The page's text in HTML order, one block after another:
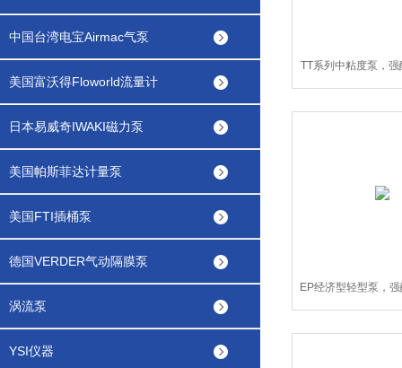
中国台湾电宝Airmac气泵
美国富沃得Floworld流量计
日本易威奇IWAKI磁力泵
美国帕斯菲达计量泵
美国FTI插桶泵
德国VERDER气动隔膜泵
涡流泵
YSI仪器
TT系列中粘度泵，
无泄漏桶泵，品牌桶
EP经济型轻型泵，
无泄漏桶泵，品牌桶